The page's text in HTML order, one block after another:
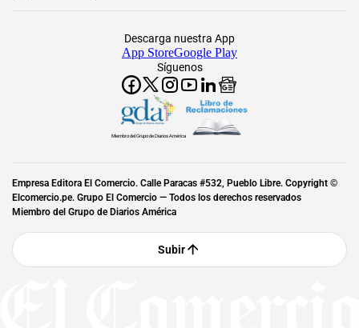
Síguenos
Descarga nuestra App
App StoreGoogle Play
Miembro del Grupo de Diarios América
Empresa Editora El Comercio. Calle Paracas #532, Pueblo Libre. Copyright ©
Elcomercio.pe. Grupo El Comercio — Todos los derechos reservados
Miembro del Grupo de Diarios América
Subir